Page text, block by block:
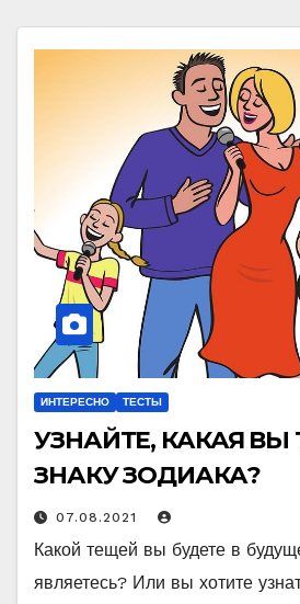
ИНТЕРЕСНО ТЕСТЫ
УЗНАЙТЕ, КАКАЯ
ЗНАКУ ЗОДИАКА?
07.08.2021
Какой тещей вы будете в
являетесь? Или вы хотите